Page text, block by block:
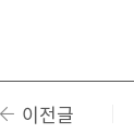
이전글